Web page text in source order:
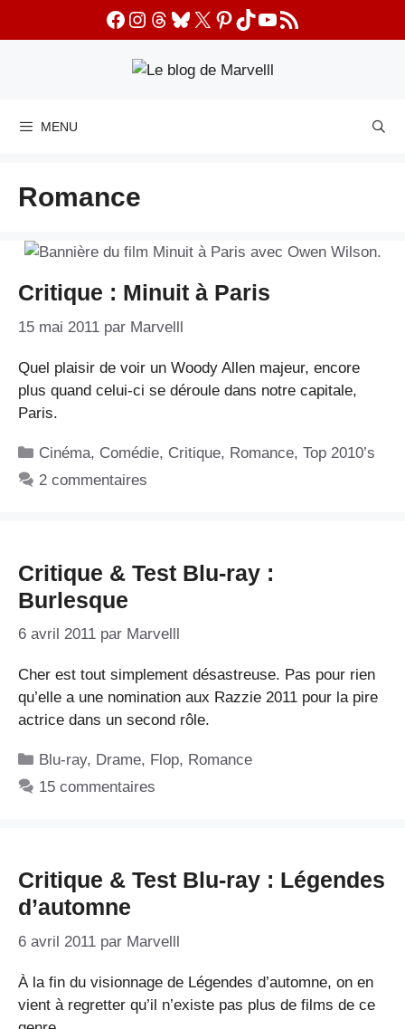
Facebook
Instagram
Threads
Bluesky
X Pinterest
TikTok
YouTube
Flux RSS
MENU
Romance
Critique : Minuit à Paris
15 mai 2011 par Marvelll
Quel plaisir de voir un Woody Allen majeur, encore
plus quand celui-ci se déroule dans notre capitale,
Paris.
Catégories
Cinéma, Comédie, Critique, Romance,Top 2010’s
2 commentaires
Critique & Test Blu-ray :
Burlesque
6 avril 2011 par Marvelll
Cher est tout simplement désastreuse. Pas pour rien
qu’elle a une nomination aux Razzie 2011 pour la pire
actrice dans un second rôle.
Catégories
Blu-ray, Drame, Flop, Romance
15 commentaires
Critique & Test Blu-ray : Légendes
d’automne
6 avril 2011 par Marvelll
À la fin du visionnage de Légendes d’automne, on en
vient à regretter qu’il n’existe pas plus de films de ce